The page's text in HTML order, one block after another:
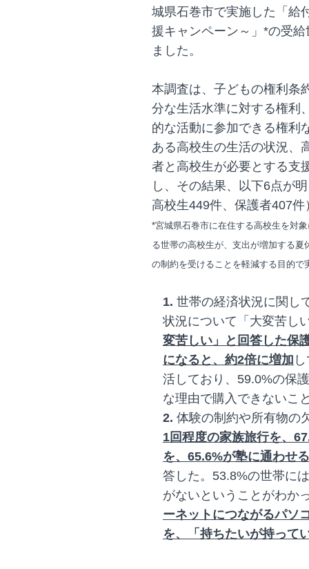
城県石巻市で実施した「給
援キャンペーン～」*の受
ました。
本調査は、子どもの権利条
分な生活水準に対する権利
的な活動に参加できる権利
ある高校生の生活の状況、
者と高校生が必要とする支
し、その結果、以下6点が
高校生449件、保護者407件
*宮城県石巻市に在住する高校生を対
る世帯の高校生が、支出が増加する
の制約を受けることを軽減する目的で
1. 世帯の経済状況に関し
状況について「大変苦し
変苦しい」と回答した保
になると、約2倍に増加
活しており、59.0%の保
な理由で購入できないこ
2. 体験の制約や所有物の
1回程度の家族旅行を、
を、65.6%が塾に通わせ
答した。53.8%の世帯に
がないということがわか
ーネットにつながるパソ
を、「持ちたいが持って